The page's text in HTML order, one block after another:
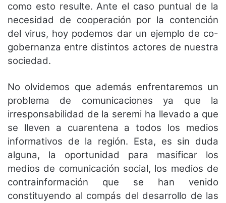
como esto resulte. Ante el caso puntual de la
necesidad de cooperación por la contención
del virus, hoy podemos dar un ejemplo de co-
gobernanza entre distintos actores de nuestra
sociedad.
No olvidemos que además enfrentaremos un
problema de comunicaciones ya que la
irresponsabilidad de la seremi ha llevado a que
se lleven a cuarentena a todos los medios
informativos de la región. Esta, es sin duda
alguna, la oportunidad para masificar los
medios de comunicación social, los medios de
contrainformación que se han venido
constituyendo al compás del desarrollo de las